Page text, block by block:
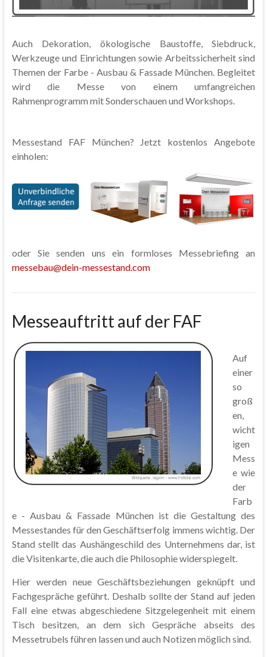
Auch Dekoration, ökologische Baustoffe, Siebdruck,
Werkzeuge und Einrichtungen sowie Arbeitssicherheit sind
Themen der Farbe - Ausbau & Fassade München. Begleitet
wird die Messe von einem umfangreichen
Rahmenprogramm mit Sonderschauen und Workshops.
Messestand FAF München? Jetzt kostenlos Angebote
einholen:
oder Sie senden uns ein formloses Messebriefing an
messebau@dein-messestand.com
Messeauftritt auf der FAF
Auf
einer
so
groß
en,
wicht
igen
Mess
e wie
der
Farb
e - Ausbau & Fassade München ist die Gestaltung des
Messestandes für den Geschäftserfolg immens wichtig. Der
Stand stellt das Aushängeschild des Unternehmens dar, ist
die Visitenkarte, die auch die Philosophie widerspiegelt.
Hier werden neue Geschäftsbeziehungen geknüpft und
Fachgespräche geführt. Deshalb sollte der Stand auf jeden
Fall eine etwas abgeschiedene Sitzgelegenheit mit einem
Tisch besitzen, an dem sich Gespräche abseits des
Messetrubels führen lassen und auch Notizen möglich sind.